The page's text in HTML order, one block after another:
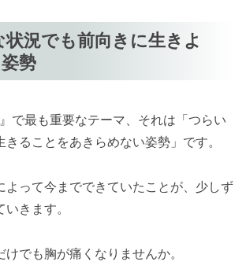
況でも前向きに生きよ
勢
』で最も重要なテーマ、それは「つらい
ることをあきらめない姿勢」です。
よって今までできていたことが、少しず
きます。
でも胸が痛くなりませんか。